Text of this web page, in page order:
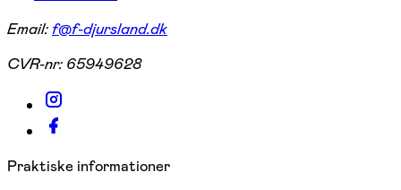
Email:f@f-djursland.dk
CVR-nr: 65949628
Praktiske informationer